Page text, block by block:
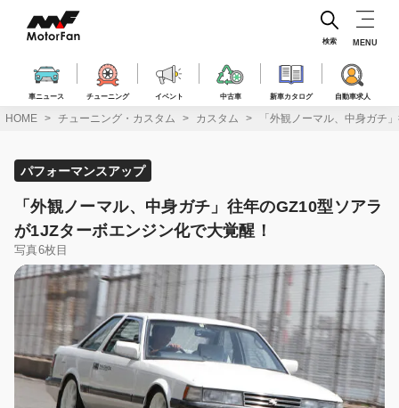
ス
車ニュース チューニング イベント 中古車 新車カタログ 自動車求人
検索 MENU
HOME チューニング・カスタム カスタム 「外観ノーマル、中身ガチ
パフォーマンスアップ
「外観ノーマル、中身ガチ」往年のGZ10型ソアラ
が1JZターボエンジン化で大覚醒！
写真6枚目